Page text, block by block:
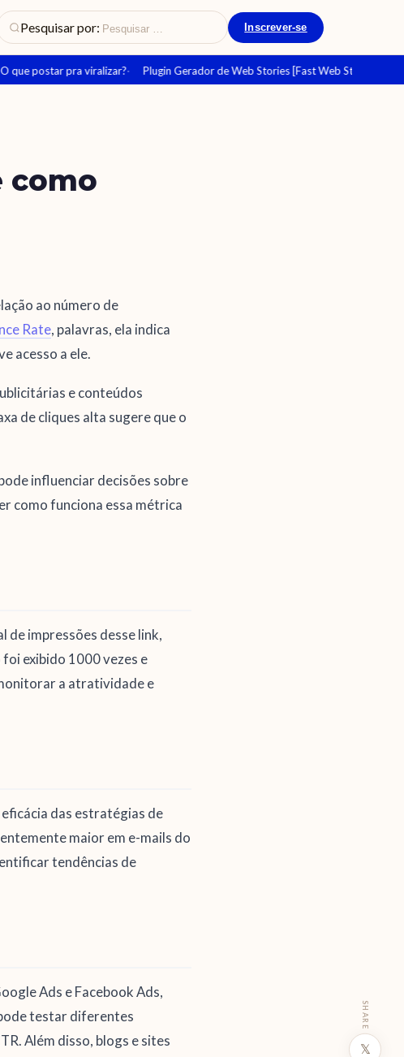
SHARE
𝕏
Pesquisar por: Inscrever-se
que postar pra viralizar? Plugin Gerador de Web Stories [Fast Web Story]
como
ao número de
Rate, palavras, ela indica
acesso a ele.
e conteúdos
de cliques alta sugere que o
influenciar decisões sobre
como funciona essa métrica
de impressões desse link,
exibido 1000 vezes e
a atratividade e
das estratégias de
maior em e-mails do
tendências de
Ads e Facebook Ads,
testar diferentes
Além disso, blogs e sites